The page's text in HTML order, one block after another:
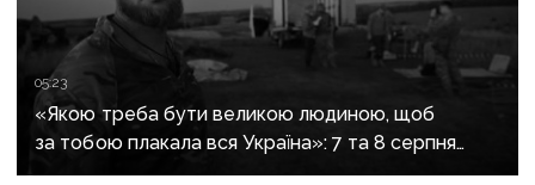
05:23
«Якою треба бути великою людиною, щоб
за тобою плакала вся Україна»: 7 та 8 серпня
прощаються із засновником організації